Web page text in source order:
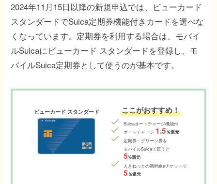
2024年11月15日以降の新規申込では、ビューカード
スタンダードでSuica定期券機能付きカードを選べな
くなっています。定期券を利用する場合は、モバイ
ルSuicaにビューカード スタンダードを登録し、モ
バイルSuica定期券として使うのが基本です。
ビューカード スタンダード ここがおすすめ！
Suicaオートチャージ機能付
オートチャージ 1.5％還元
定期券・グリーン券を
モバイルSuicaで買うと
5%還元
えきねっとの新幹線eチケットで
5％還元